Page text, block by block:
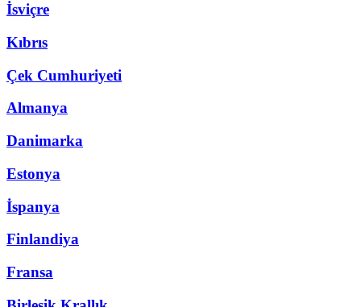
İsviçre
Kıbrıs
Çek Cumhuriyeti
Almanya
Danimarka
Estonya
İspanya
Finlandiya
Fransa